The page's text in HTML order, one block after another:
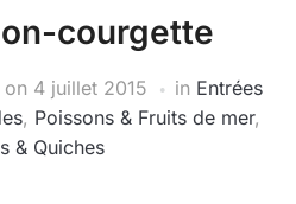
courgette
on 4 juillet 2015 in Entrées
, Poissons & Fruits de mer,
& Quiches